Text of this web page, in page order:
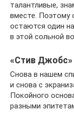
талантливые,
вместе. Поэтому
остаются один
в этой сольной
«Стив Джобс»
Снова в нашем
и снова с
Покойного
разными